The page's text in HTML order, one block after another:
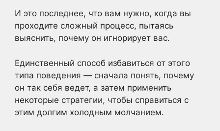
И это последнее, что вам нужно, когда вы
проходите сложный процесс, пытаясь
выяснить, почему он игнорирует вас.
Единственный способ избавиться от этого
типа поведения — сначала понять, почему
он так себя ведет, а затем применить
некоторые стратегии, чтобы справиться с
этим долгим холодным молчанием.